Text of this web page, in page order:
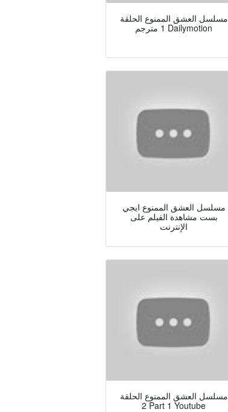
مسلسل العشق الممنوع الحلقة
1 مترجم Dailymotion
مسلسل العشق الممنوع ايجي
بست مشاهدة الفيلم على
الإنترنت
مسلسل العشق الممنوع الحلقة
2 Part 1 Youtube